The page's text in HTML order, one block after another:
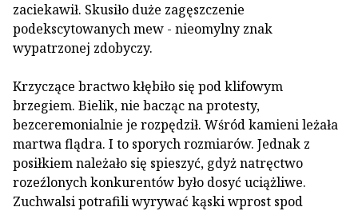
zaciekawił. Skusiło duże zagęszczenie
podekscytowanych mew - nieomylny znak
wypatrzonej zdobyczy.
Krzyczące bractwo kłębiło się pod klifowym
brzegiem. Bielik, nie bacząc na protesty,
bezceremonialnie je rozpędził. Wśród kamieni leżała
martwa flądra. I to sporych rozmiarów. Jednak z
posiłkiem należało się spieszyć, gdyż natręctwo
rozeźlonych konkurentów było dosyć uciążliwe.
Zuchwalsi potrafili wyrywać kąski wprost spod